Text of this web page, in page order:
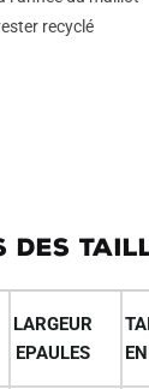
recyclé
DES
LARGEUR
EPAULES